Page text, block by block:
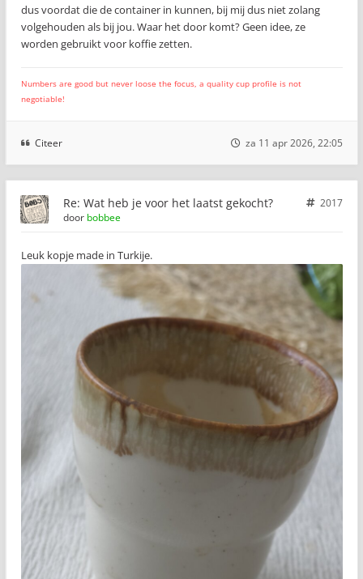
dus voordat die de container in kunnen, bij mij dus niet zolang
volgehouden als bij jou. Waar het door komt? Geen idee, ze
worden gebruikt voor koffie zetten.
Numbers are good but never loose the focus, a quality cup profile is not
negotiable!
Citeer za 11 apr 2026, 22:05
Re: Wat heb je voor het laatst gekocht?
2017
door bobbee
Leuk kopje made in Turkije.